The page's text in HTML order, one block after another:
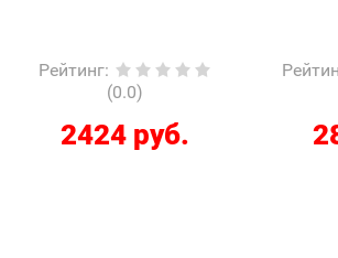
Рейтинг:
(0.0)
2424 руб.